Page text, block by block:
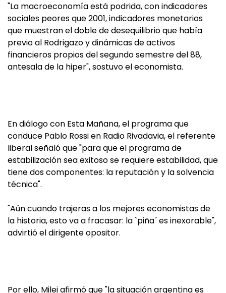
"La macroeconomía está podrida, con indicadores
sociales peores que 2001, indicadores monetarios
que muestran el doble de desequilibrio que había
previo al Rodrigazo y dinámicas de activos
financieros propios del segundo semestre del 88,
antesala de la hiper", sostuvo el economista.
En diálogo con Esta Mañana, el programa que
conduce Pablo Rossi en Radio Rivadavia, el referente
liberal señaló que "para que el programa de
estabilización sea exitoso se requiere estabilidad, que
tiene dos componentes: la reputación y la solvencia
técnica".
"Aún cuando trajeras a los mejores economistas de
la historia, esto va a fracasar: la `piña´ es inexorable",
advirtió el dirigente opositor.
Por ello, Milei afirmó que "la situación argentina es